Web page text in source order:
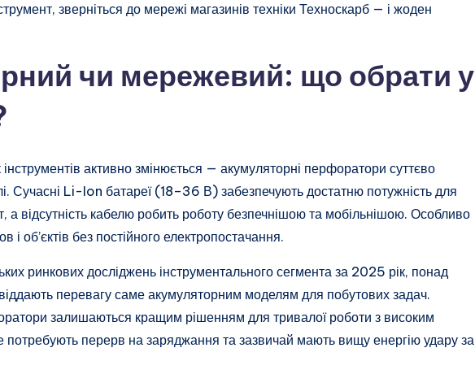
зверніться до мережі магазинів техніки Техноскарб — і жоден
чи мережевий: що обрати у
інструментів активно змінюється — акумуляторні перфоратори суттєво
Сучасні Li-Ion батареї (18–36 В) забезпечують достатню потужність для
а відсутність кабелю робить роботу безпечнішою та мобільнішою. Особливо
і об’єктів без постійного електропостачання.
ринкових досліджень інструментального сегмента за 2025 рік, понад
перевагу саме акумуляторним моделям для побутових задач.
залишаються кращим рішенням для тривалої роботи з високим
перерв на заряджання та зазвичай мають вищу енергію удару за